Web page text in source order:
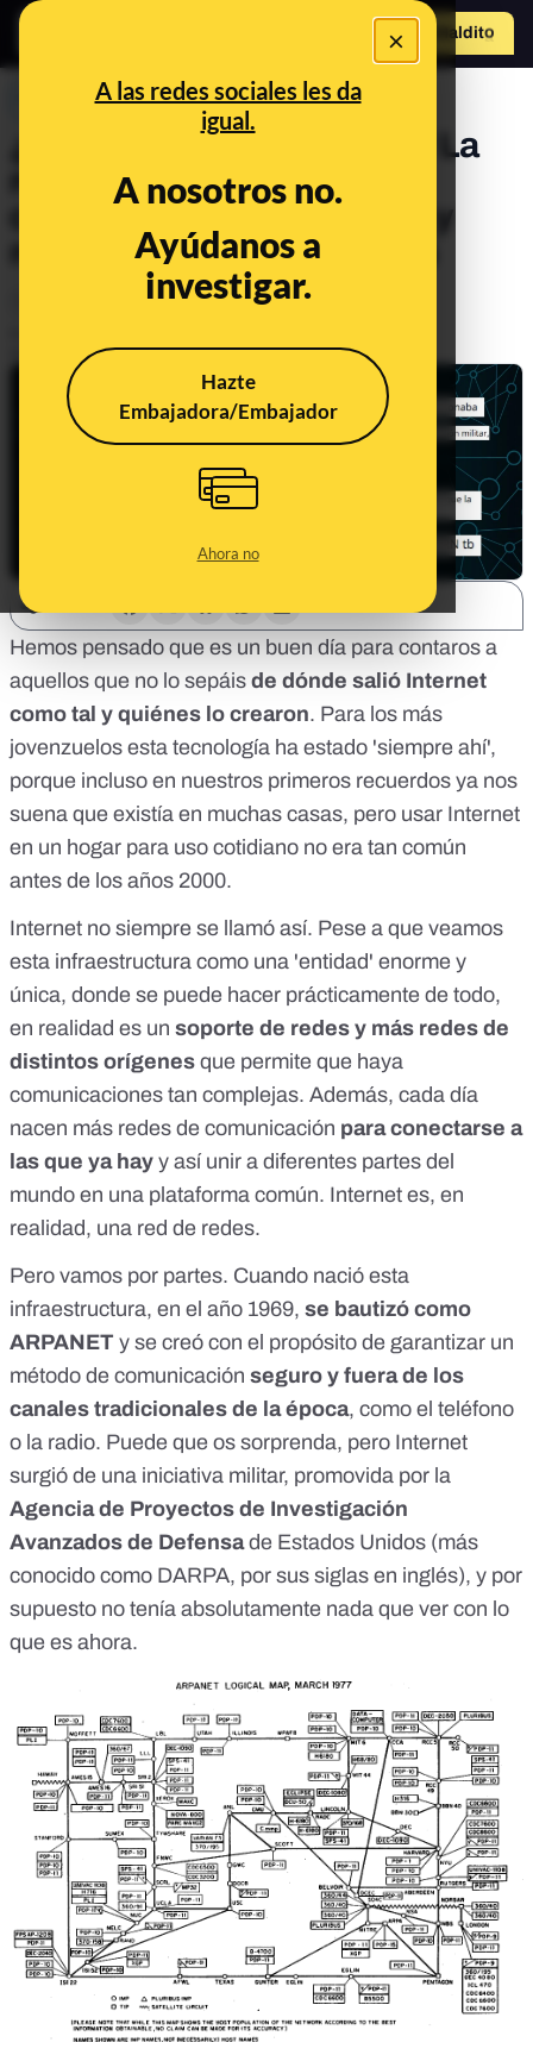
×
A las redes sociales les da
igual.
A nosotros no.
Ayúdanos a
investigar.
Hazte
Embajadora/Embajador
Ahora no
Hazte Maldito
PREBUNKING
¿De dónde viene Internet? La
red de redes que nació del
cruce entre universidades y
militares estadounidenses
Actualizado elMay 17, 2024, 9:13:00 AM
Hemos pensado que es un buen día para contaros a
aquellos que no lo sepáis de dónde salió Internet
como tal y quiénes lo crearon. Para los más
jovenzuelos esta tecnología ha estado 'siempre ahí',
porque incluso en nuestros primeros recuerdos ya nos
suena que existía en muchas casas, pero usar Internet
en un hogar para uso cotidiano no era tan común
antes de los años 2000.
Internet no siempre se llamó así. Pese a que veamos
esta infraestructura como una 'entidad' enorme y
única, donde se puede hacer prácticamente de todo,
en realidad es un soporte de redes y más redes de
distintos orígenes que permite que haya
comunicaciones tan complejas. Además, cada día
nacen más redes de comunicación para conectarse a
las que ya hay y así unir a diferentes partes del
mundo en una plataforma común. Internet es, en
realidad, una red de redes.
Pero vamos por partes. Cuando nació esta
infraestructura, en el año 1969, se bautizó como
ARPANET y se creó con el propósito de garantizar un
método de comunicación seguro y fuera de los
canales tradicionales de la época, como el teléfono
o la radio. Puede que os sorprenda, pero Internet
surgió de una iniciativa militar, promovida por la
Agencia de Proyectos de Investigación
Avanzados de Defensade Estados Unidos (más
conocido como DARPA, por sus siglas en inglés), y por
supuesto no tenía absolutamente nada que ver con lo
que es ahora.